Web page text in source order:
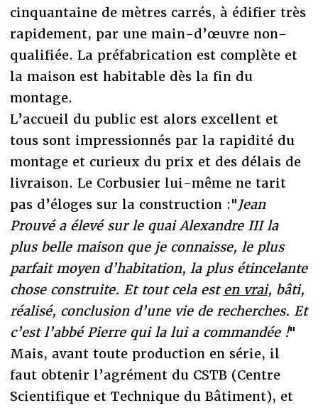
cinquantaine de mètres carrés, à édifier très
rapidement, par une main-d’œuvre non-
qualifiée. La préfabrication est complète et
la maison est habitable dès la fin du
montage.
L’accueil du public est alors excellent et
tous sont impressionnés par la rapidité du
montage et curieux du prix et des délais de
livraison. Le Corbusier lui-même ne tarit
pas d’éloges sur la construction :"Jean
Prouvé a élevé sur le quai Alexandre III la
plus belle maison que je connaisse, le plus
parfait moyen d’habitation, la plus étincelante
chose construite. Et tout cela esten vrai, bâti,
réalisé, conclusion d’une vie de recherches. Et
c’est l’abbé Pierre qui la lui a commandée !"
Mais, avant toute production en série, il
faut obtenir l’agrément du CSTB (Centre
Scientifique et Technique du Bâtiment), et